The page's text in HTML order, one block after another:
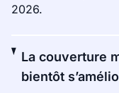
2026.
La couverture
bientôt